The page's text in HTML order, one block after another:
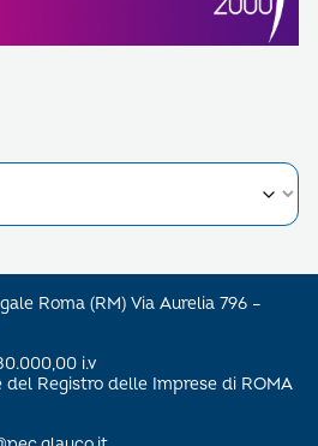
Roma (RM) Via Aurelia 796 –
i.v
del Registro delle Imprese di ROMA